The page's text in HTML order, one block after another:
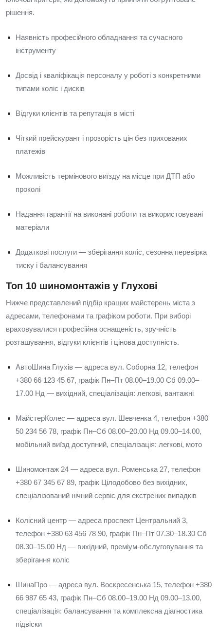
рішення.
Наявність професійного обладнання та сучасного
інструменту
Досвід і кваліфікація персоналу у роботі з конкретними
типами коліс і дисків
Відгуки клієнтів та репутація в місті
Чіткий прейскурант і прозорість цін без прихованих
платежів
Можливість термінового виїзду на місце при ДТП або
проколі
Надання гарантії на виконані роботи та використовувані
матеріали
Додаткові послуги — зберігання коліс, сезонна перевірка
тиску і балансування
Топ 10 шиномонтажів у Глухові
Нижче представлений підбір кращих майстерень міста з
адресами, телефонами та графіком роботи. При виборі
враховувалися професійна оснащеність, зручність
розташування, відгуки клієнтів і цінова доступність.
АвтоШина Глухів — адреса вул. Соборна 12, телефон
+380 66 123 45 67, графік Пн–Пт 08.00–19.00 Сб 09.00–
17.00 Нд — вихідний, спеціалізація: легкові, вантажні
МайстерКолес — адреса вул. Шевченка 4, телефон +380
50 234 56 78, графік Пн–Сб 08.00–20.00 Нд 09.00–14.00,
мобільний виїзд доступний, спеціалізація: легкові, мото
Шиномонтаж 24 — адреса вул. Роменська 27, телефон
+380 67 345 67 89, графік Цілодобово без вихідних,
спеціалізований нічний сервіс для екстрених випадків
Колісний центр — адреса проспект Центральний 3,
телефон +380 63 456 78 90, графік Пн–Пт 07.30–18.30 Сб
08.30–15.00 Нд — вихідний, преміум-обслуговування та
зберігання коліс
ШинаПро — адреса вул. Воскресенська 15, телефон +380
66 987 65 43, графік Пн–Сб 08.00–19.00 Нд 09.00–13.00,
спеціалізація: балансування та комплексна діагностика
підвіски